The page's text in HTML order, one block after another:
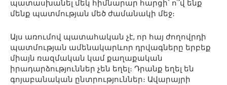
պատասխանել մեկ հիմնարար հարցի՝ ո՞վ ենք
մենք պատմության մեծ ժամանակի մեջ։
Այս առումով պատահական չէ, որ հայ ժողովրդի
պատմության ամենակարևոր դրվագները երբեք
միայն ռազմական կամ քաղաքական
իրադարձություններ չեն եղել։ Դրանք եղել են
գոյաբանական ընտրություններ։ Ավարայրի